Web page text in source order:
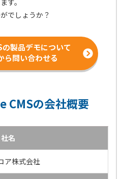
す。
でしょうか？
製品デモについて
ら問い合わせる
CMSの会社概要
社名
ア株式会社